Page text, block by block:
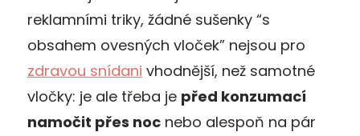
reklamními triky, žádné sušenky “s
obsahem ovesných vloček” nejsou pro
zdravou snídani vhodnější, než samotné
vločky: je ale třeba je před konzumací
namočit přes noc nebo alespoň na pár